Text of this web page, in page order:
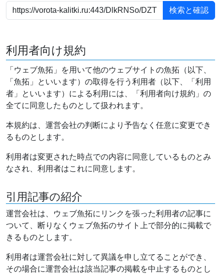
利用者向け規約
「ウェブ魚拓」を用いて他のウェブサイトの魚拓（以下、
「魚拓」といいます）の取得を行う利用者（以下、「利用
者」といいます）による利用には、「利用者向け規約」の
全てに同意したものとして扱われます。
本規約は、運営会社の判断により予告なく任意に変更でき
るものとします。
利用者は変更された時点での内容に同意しているものとみ
なされ、利用者はこれに同意します。
引用記事の紹介
運営会社は、ウェブ魚拓にリンクを張った利用者の記事に
ついて、断りなくウェブ魚拓のサイト上で部分的に掲載で
きるものとします。
利用者は運営会社に対して異議を申し立てることができ、
その場合に運営会社は該当記事の掲載を中止するものとし